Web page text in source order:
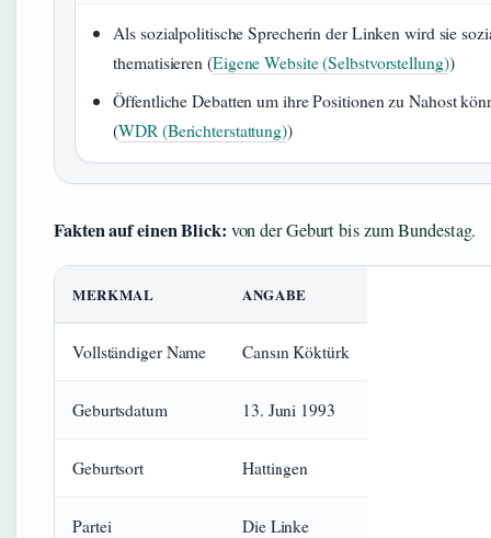
Als sozialpolitische Sprecherin der Linken wird sie
thematisieren (Eigene Website (Selbstvorstellung))
Öffentliche Debatten um ihre Positionen zu Nahost
(WDR (Berichterstattung))
Fakten auf einen Blick: von der Geburt bis zum Bundestag.
MERKMAL ANGABE
Vollständiger Name Cansın Köktürk
Geburtsdatum 13. Juni 1993
Geburtsort Hattingen
Partei Die Linke